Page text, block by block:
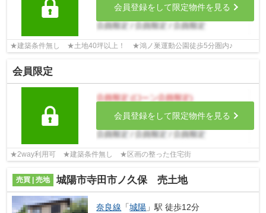
会員登録をして限定物件を見る
★建築条件無し ★土地40坪以上！ ★鴻ノ巣運動公園徒歩5分圏内♪
会員限定
会員登録をして限定物件を見る
★2way利用可 ★建築条件無し ★区画の整った住宅街
売買 | 売地 城陽市寺田市ノ久保 売土地
奈良線 「城陽 」駅 徒歩12分